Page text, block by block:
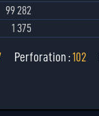
99 282
1 375
Perforation :102